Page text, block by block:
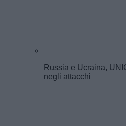
Russia e Ucraina,
negli attacchi